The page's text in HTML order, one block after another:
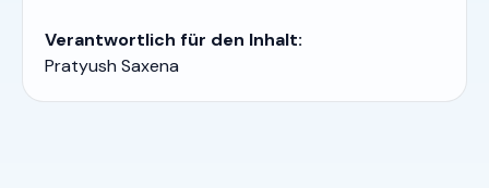
Verantwortlich für den Inhalt:
Pratyush Saxena